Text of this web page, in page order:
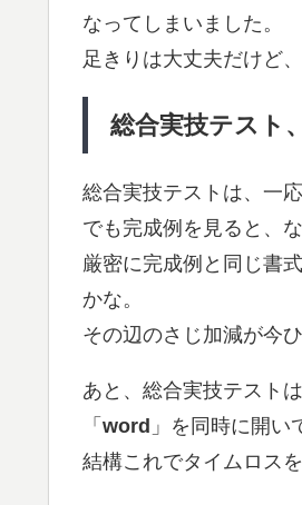
なってしまいました。
足きりは大丈夫だけど
総合実技テスト
総合実技テストは、一
でも完成例を見ると、
厳密に完成例と同じ書
かな。
その辺のさじ加減が今
あと、総合実技テストは
「 word 」を同時に開い
結構これでタイムロス